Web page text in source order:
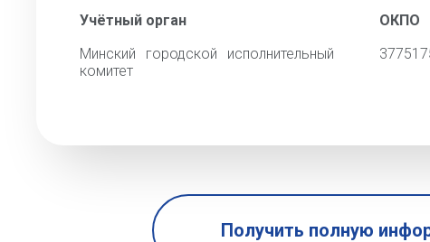
Учётный орган
Минский городской исполнительный
комитет
ОКПО
Получить полную